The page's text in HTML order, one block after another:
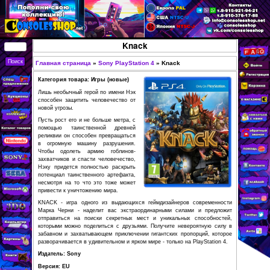
Перейти к основному
содержанию
КУПИТЬ
СОВРЕМЕННЫЕ И
РЕТРО ИГРОВЫЕ
ПРИСТАВКИ,
ИГРЫ, ФИГУРКИ,
РЕДКИЕ
КОЛЛЕКЦИОННЫЕ
ТОВАРЫ В
ИНТЕРНЕТ-
МАГАЗИНЕ
CONSOLESSHOP
Knack
Вы здесь
Главная страница » Sony PlayStation 4 » Knack
Категория товара: Игры (новые)
Лишь необычный герой по имени Нэк
способен защитить человечество от
новой угрозы.
Пусть рост его и не больше метра, с
помощью таинственной древней
реликвии он способен превращаться
в огромную машину разрушения.
Чтобы одолеть армию гоблинов-
захватчиков и спасти человечество,
Нэку придется полностью раскрыть
потенциал таинственного артефакта,